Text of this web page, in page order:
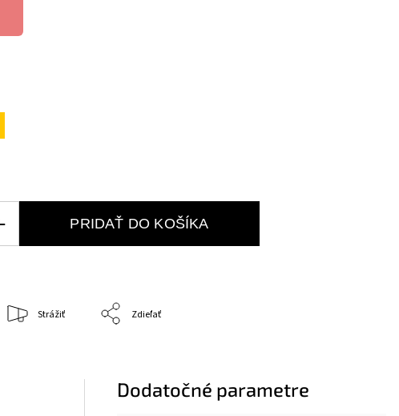
PRIDAŤ DO KOŠÍKA
Strážiť Zdieľať
Dodatočné parametre